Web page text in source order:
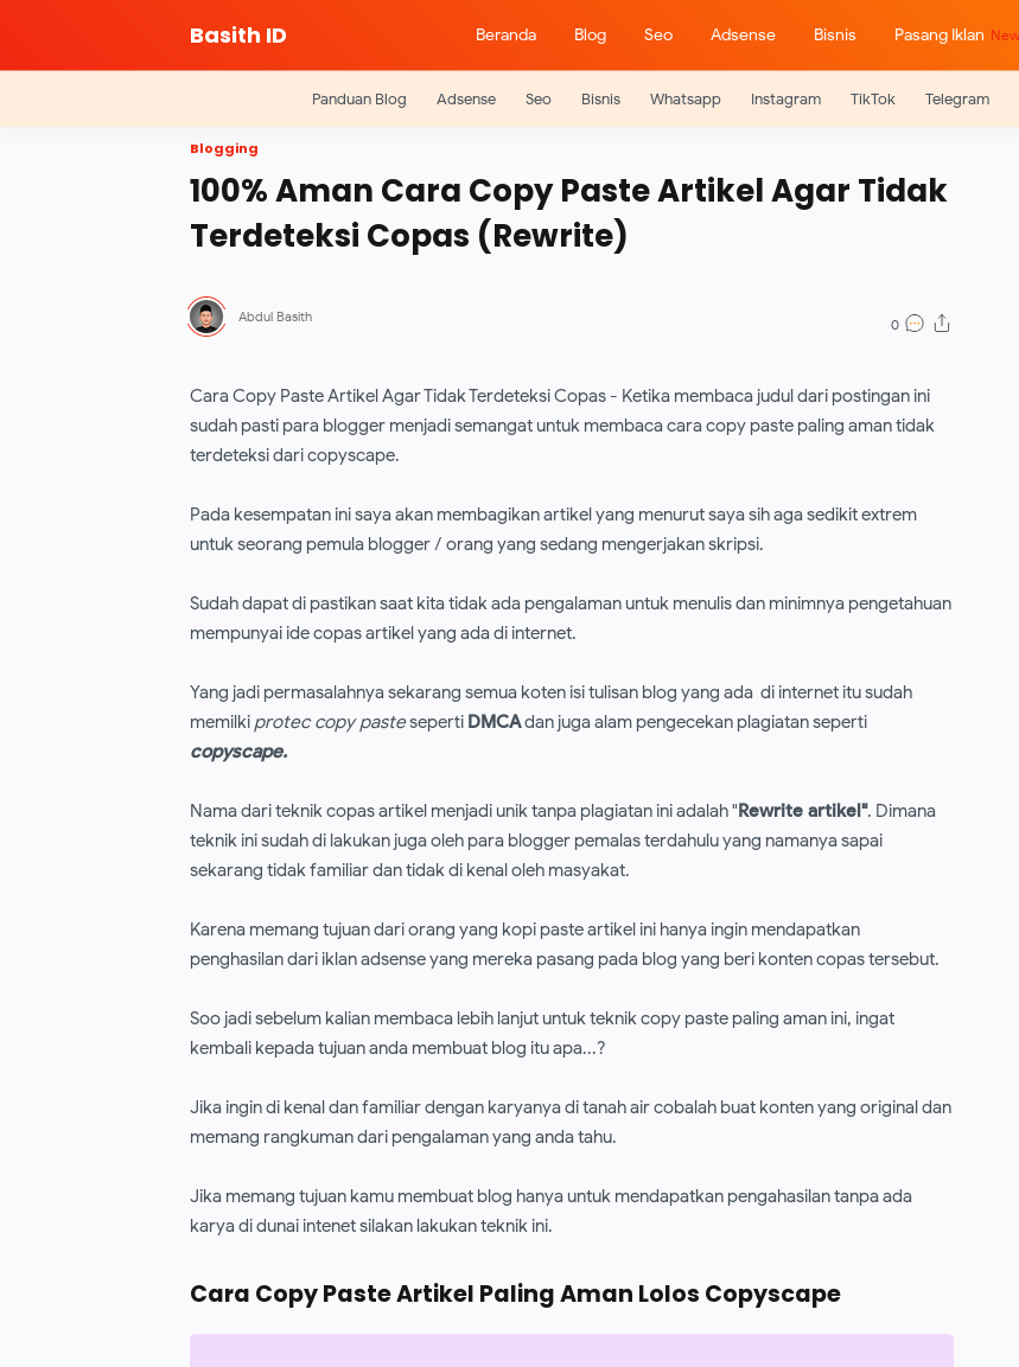
Basith ID Beranda Blog Seo Adsense Bisnis Pasang Iklan
Panduan Blog Adsense Seo Bisnis Whatsapp Instagram TikTok Telegram
Blogging
100% Aman Cara Copy Paste Artikel Agar Tidak
Terdeteksi Copas (Rewrite)
Cara Copy Paste Artikel Agar Tidak Terdeteksi Copas - Ketika membaca judul dari postingan ini
sudah pasti para blogger menjadi semangat untuk membaca cara copy paste paling aman tidak
terdeteksi dari copyscape.
Pada kesempatan ini saya akan membagikan artikel yang menurut saya sih aga sedikit extrem
untuk seorang pemula blogger / orang yang sedang mengerjakan skripsi.
Sudah dapat di pastikan saat kita tidak ada pengalaman untuk menulis dan minimnya pengetahuan
mempunyai ide copas artikel yang ada di internet.
Yang jadi permasalahnya sekarang semua koten isi tulisan blog yang ada di internet itu sudah
memilki protec copy pasteseperti DMCAdan juga alam pengecekan plagiatan seperti
copyscape.
Nama dari teknik copas artikel menjadi unik tanpa plagiatan ini adalah "Rewrite artikel". Dimana
teknik ini sudah di lakukan juga oleh para blogger pemalas terdahulu yang namanya sapai
sekarang tidak familiar dan tidak di kenal oleh masyakat.
Karena memang tujuan dari orang yang kopi paste artikel ini hanya ingin mendapatkan
penghasilan dari iklan adsense yang mereka pasang pada blog yang beri konten copas tersebut.
Soo jadi sebelum kalian membaca lebih lanjut untuk teknik copy paste paling aman ini, ingat
kembali kepada tujuan anda membuat blog itu apa...?
Jika ingin di kenal dan familiar dengan karyanya di tanah air cobalah buat konten yang original dan
memang rangkuman dari pengalaman yang anda tahu.
Jika memang tujuan kamu membuat blog hanya untuk mendapatkan pengahasilan tanpa ada
karya di dunai intenet silakan lakukan teknik ini.
Cara Copy Paste Artikel Paling Aman Lolos Copyscape